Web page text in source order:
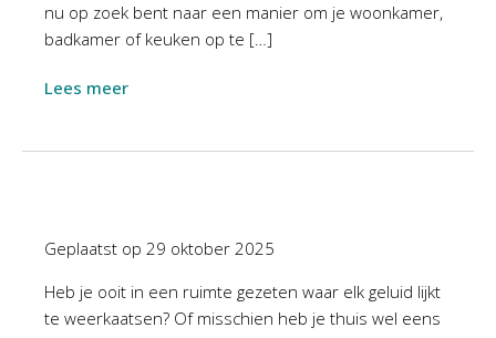
nu op zoek bent naar een manier om je woonkamer,
badkamer of keuken op te […]
Lees meer
Geplaatst op 29 oktober 2025
Heb je ooit in een ruimte gezeten waar elk geluid lijkt
te weerkaatsen? Of misschien heb je thuis wel eens